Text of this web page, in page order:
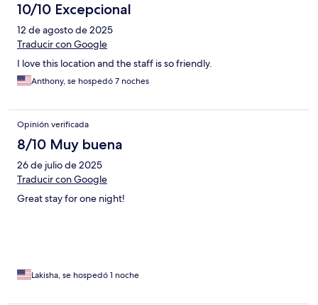
10/10 Excepcional
12 de agosto de 2025
Traducir con Google
I love this location and the staff is so friendly.
Anthony, se hospedó 7 noches
Opinión verificada
8/10 Muy buena
26 de julio de 2025
Traducir con Google
Great stay for one night!
Lakisha, se hospedó 1 noche